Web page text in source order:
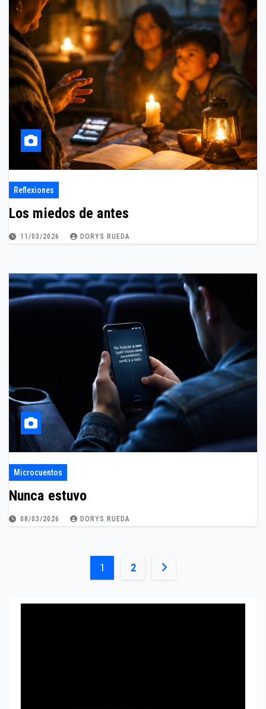
Reflexiones
Los miedos de antes
11/03/2026 DORYS RUEDA
Microcuentos
Nunca estuvo
08/03/2026 DORYS RUEDA
Paginación
1 2